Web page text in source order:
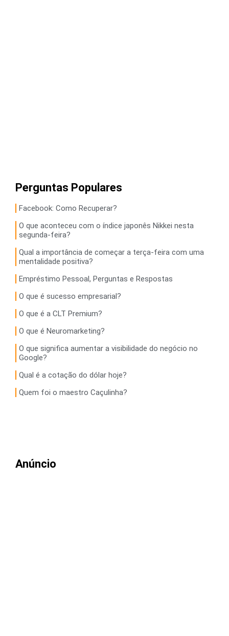
Perguntas Populares
Facebook: Como Recuperar?
O que aconteceu com o índice japonês Nikkei nesta
segunda-feira?
Qual a importância de começar a terça-feira com uma
mentalidade positiva?
Empréstimo Pessoal, Perguntas e Respostas
O que é sucesso empresarial?
O que é a CLT Premium?
O que é Neuromarketing?
O que significa aumentar a visibilidade do negócio no
Google?
Qual é a cotação do dólar hoje?
Quem foi o maestro Caçulinha?
Anúncio